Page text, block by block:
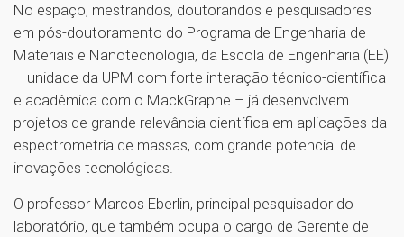
No espaço, mestrandos, doutorandos e pesquisadores
em pós-doutoramento do Programa de Engenharia de
Materiais e Nanotecnologia, da Escola de Engenharia (EE)
– unidade da UPM com forte interação técnico-científica
e acadêmica com o MackGraphe – já desenvolvem
projetos de grande relevância científica em aplicações da
espectrometria de massas, com grande potencial de
inovações tecnológicas.
O professor Marcos Eberlin, principal pesquisador do
laboratório, que também ocupa o cargo de Gerente de